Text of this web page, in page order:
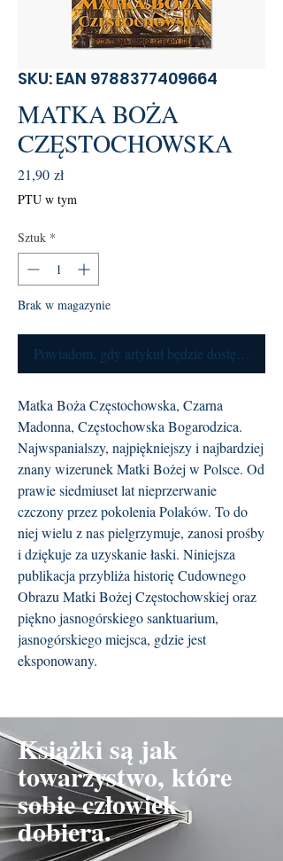
SKU: EAN 9788377409664
MATKA BOŻA
CZĘSTOCHOWSKA
21,90 złCena
PTU w tym
Sztuk *
Brak w magazynie
Powiadom, gdy artykuł będzie dostępny
Matka Boża Częstochowska, Czarna
Madonna, Częstochowska Bogarodzica.
Najwspanialszy, najpiękniejszy i najbardziej
znany wizerunek Matki Bożej w Polsce. Od
prawie siedmiuset lat nieprzerwanie
czczony przez pokolenia Polaków. To do
niej wielu z nas pielgrzymuje, zanosi prośby
i dziękuje za uzyskanie łaski. Niniejsza
publikacja przybliża historię Cudownego
Obrazu Matki Bożej Częstochowskiej oraz
piękno jasnogórskiego sanktuarium,
jasnogórskiego miejsca, gdzie jest
eksponowany.
Książki są jak
towarzystwo, które
sobie człowiek
dobiera.